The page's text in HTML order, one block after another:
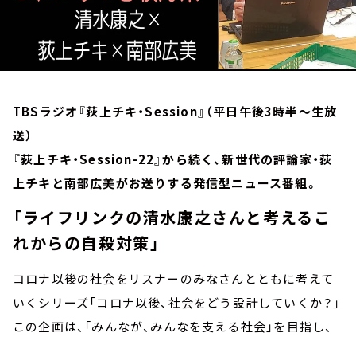
TBSラジオ『荻上チキ・Session』（平日午後3時半～生放
送）
『荻上チキ・Session-22』から続く、新世代の評論家・荻
上チキと南部広美がお送りする発信型ニュース番組。
「ライフリンクの清水康之さんと考えるこ
れからの自殺対策」
コロナ以後の社会をリスナーのみなさんとともに考えて
いくシリーズ「コロナ以後、社会をどう設計していくか？」
この企画は、「みんなが、みんなを支える社会」を目指し、